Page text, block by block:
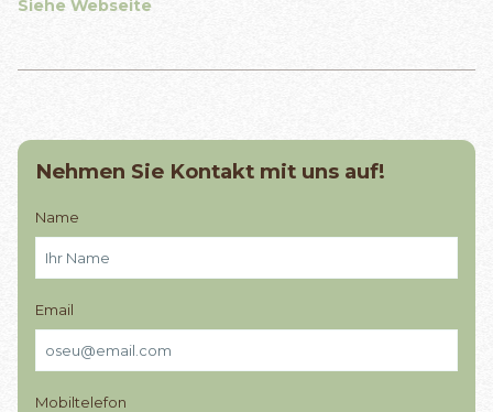
Siehe Webseite
Nehmen Sie Kontakt mit uns auf!
Name
Email
Mobiltelefon